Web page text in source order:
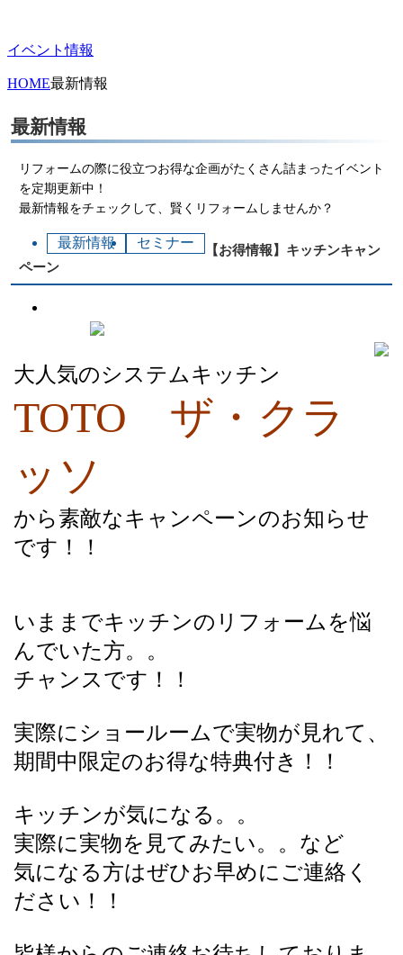
イベント情報
HOME最新情報
最新情報
リフォームの際に役立つお得な企画がたくさん詰まったイベント
を定期更新中！
最新情報をチェックして、賢くリフォームしませんか？
最新情報 セミナー
【お得情報】キッチンキャン
ペーン
大人気のシステムキッチン
TOTO ザ・クラ
ッソ
から素敵なキャンペーンのお知らせ
です！！
いままでキッチンのリフォームを悩
んでいた方。。
チャンスです！！
実際にショールームで実物が見れて、
期間中限定のお得な特典付き！！
キッチンが気になる。。
実際に実物を見てみたい。。など
気になる方はぜひお早めにご連絡く
ださい！！